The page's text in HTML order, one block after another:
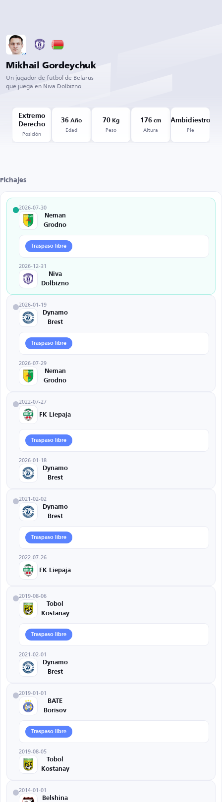
Mikhail Gordeychuk
Un jugador de fútbol de Belarus
que juega en Niva Dolbizno
Extremo
Derecho
Posición
36 Año
Edad
70 Kg
Peso
176cm
Altura
Ambidiestro
Pie
Fichajes
2026-07-30
Neman
Grodno
Traspaso libre
2026-12-31
Niva
Dolbizno
2026-01-19
Dynamo
Brest
Traspaso libre
2026-07-29
Neman
Grodno
2022-07-27
FK Liepaja
Traspaso libre
2026-01-18
Dynamo
Brest
2021-02-02
Dynamo
Brest
Traspaso libre
2022-07-26
FK Liepaja
2019-08-06
Tobol
Kostanay
Traspaso libre
2021-02-01
Dynamo
Brest
2019-01-01
BATE
Borisov
Traspaso libre
2019-08-05
Tobol
Kostanay
2014-01-01
Belshina